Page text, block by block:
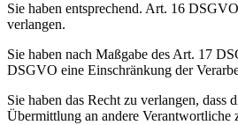
Sie haben entsprechend. Art. 16
verlangen.
Sie haben nach Maßgabe des Art. 17
DSGVO eine Einschränkung der
Sie haben das Recht zu verlangen,
Übermittlung an andere Verantwortliche